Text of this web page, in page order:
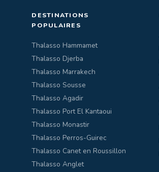
DESTINATIONS
POPULAIRES
Thalasso Hammamet
Thalasso Djerba
Thalasso Marrakech
Thalasso Sousse
Thalasso Agadir
Thalasso Port El Kantaoui
Thalasso Monastir
Thalasso Perros-Guirec
Thalasso Canet en Roussillon
Thalasso Anglet